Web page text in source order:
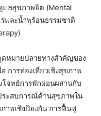
แลสุขภาพจิต (Mental
และน้ำพุร้อนธรรมชาติ
ดหมายปลายทางสำคัญของ
การท่องเที่ยวเชิงสุขภาพ
จทย์การพักผ่อนผสานกับ
ะสบการณ์ด้านสุขภาพใน
าพเชิงป้องกัน การฟื้นฟู